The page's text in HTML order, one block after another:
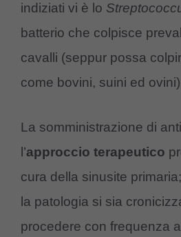
indiziati vi è lo
batterio che colpisce
cavalli (seppur possa
come bovini, suini ed
La somministrazione di
l’approccio terapeutico
cura della sinusite
la patologia si sia
procedere con frequenza